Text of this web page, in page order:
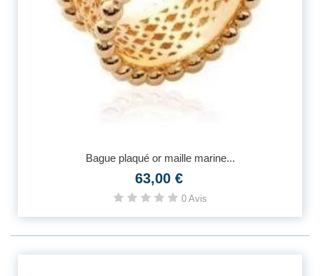
Bague plaqué or maille marine...
63,00 €
0 Avis